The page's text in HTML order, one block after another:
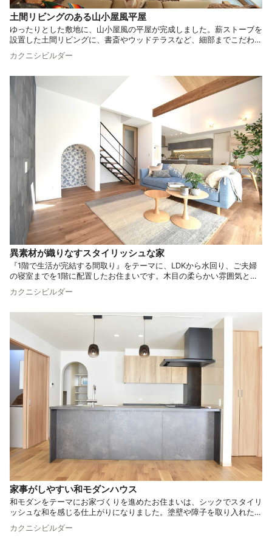
土間リビングのある山小屋風平屋
ゆったりとした敷地に、山小屋風の平屋が完成しました。薪ストーブを
設置した土間リビングに、書斎やウッドテラスなど、細部までこだわり
ぬいた理想のお住まいです。土間収納やパントリー、ウォークインクロ
ーゼットなど収納も充実させました。注文住宅の特性を活かし、快適に
カクニシビルダー
異素材が織りなすスタイリッシュな家
『1階で生活が完結する間取り』をテーマに、LDKから水回り、ご夫婦
の寝室までを1階に配置したお住まいです。木目の柔らかい雰囲気と、
所々に取り入れたタイルやモルタル調素材が融合し、洗練されたスタイ
リッシュでエレガントな空間を創り出しています。
カクニシビルダー
家事がしやすい和モダンハウス
和モダンをテーマにお家づくりを進めたお住まいは、シックでスタイリ
ッシュな和を感じる仕上がりになりました。塗壁や障子を取り入れた和
室、和の要素を取り入れたオーダーキッチン、家事がしやすい間取りな
ど、細部までこだわりが感じられるお住まいです。
カクニシビルダー